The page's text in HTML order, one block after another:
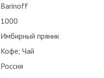
Barinoff
1000
Имбирный пряник
Кофе; Чай
Россия